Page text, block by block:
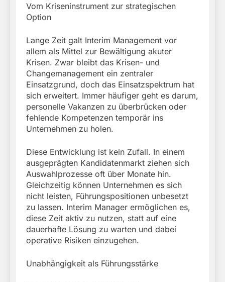
Vom Kriseninstrument zur strategischen
Option
Lange Zeit galt Interim Management vor
allem als Mittel zur Bewältigung akuter
Krisen. Zwar bleibt das Krisen- und
Changemanagement ein zentraler
Einsatzgrund, doch das Einsatzspektrum hat
sich erweitert. Immer häufiger geht es darum,
personelle Vakanzen zu überbrücken oder
fehlende Kompetenzen temporär ins
Unternehmen zu holen.
Diese Entwicklung ist kein Zufall. In einem
ausgeprägten Kandidatenmarkt ziehen sich
Auswahlprozesse oft über Monate hin.
Gleichzeitig können Unternehmen es sich
nicht leisten, Führungspositionen unbesetzt
zu lassen. Interim Manager ermöglichen es,
diese Zeit aktiv zu nutzen, statt auf eine
dauerhafte Lösung zu warten und dabei
operative Risiken einzugehen.
Unabhängigkeit als Führungsstärke